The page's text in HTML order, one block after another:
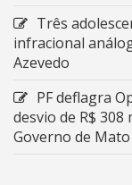
Três
infracional
Azevedo
PF deflagra
desvio de R$
Governo de